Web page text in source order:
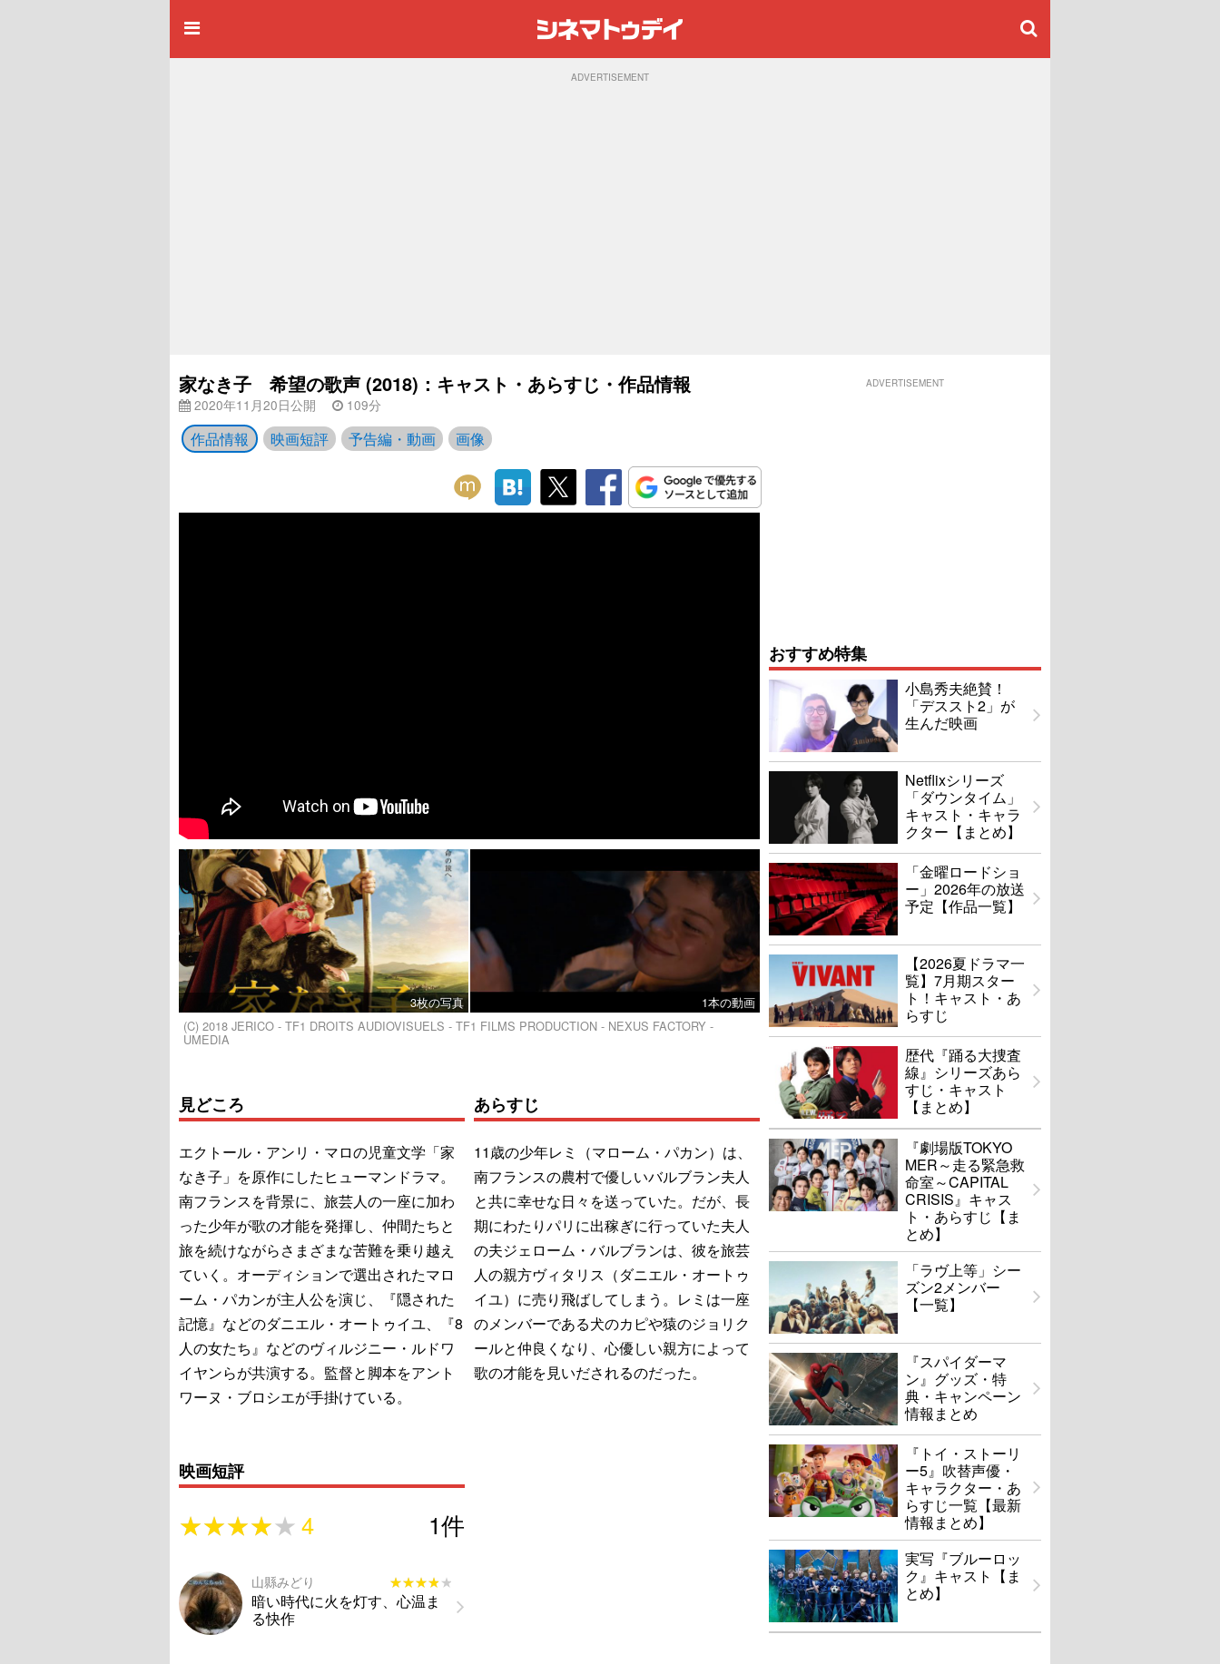
ADVERTISEMENT
家なき子 希望の歌声 (2018)：キャスト・あらすじ・作品情報
2020年11月20日公開 109分
作品情報 映画短評 予告編・動画 画像
3枚の写真
1本の動画
(C) 2018 JERICO - TF1 DROITS AUDIOVISUELS - TF1 FILMS PRODUCTION - NEXUS FACTORY -
UMEDIA
見どころ
エクトール・アンリ・マロの児童文学「家
なき子」を原作にしたヒューマンドラマ。
南フランスを背景に、旅芸人の一座に加わ
った少年が歌の才能を発揮し、仲間たちと
旅を続けながらさまざまな苦難を乗り越え
ていく。オーディションで選出されたマロ
ーム・パカンが主人公を演じ、『隠された
記憶』などのダニエル・オートゥイユ、『8
人の女たち』などのヴィルジニー・ルドワ
イヤンらが共演する。監督と脚本をアント
ワーヌ・ブロシエが手掛けている。
あらすじ
11歳の少年レミ（マローム・パカン）は、
南フランスの農村で優しいバルブラン夫人
と共に幸せな日々を送っていた。だが、長
期にわたりパリに出稼ぎに行っていた夫人
の夫ジェローム・バルブランは、彼を旅芸
人の親方ヴィタリス（ダニエル・オートゥ
イユ）に売り飛ばしてしまう。レミは一座
のメンバーである犬のカピや猿のジョリク
ールと仲良くなり、心優しい親方によって
歌の才能を見いだされるのだった。
映画短評
★★★★★
★★★★★4 1件
山縣みどり ★★★★★
★★★★★
暗い時代に火を灯す、心温ま
る快作
ADVERTISEMENT
おすすめ特集
小島秀夫絶賛！
「デススト2」が
生んだ映画
Netflixシリーズ
「ダウンタイム」
キャスト・キャラ
クター【まとめ】
「金曜ロードショ
ー」2026年の放送
予定【作品一覧】
【2026夏ドラマ一
覧】7月期スター
ト！キャスト・あ
らすじ
歴代『踊る大捜査
線』シリーズあら
すじ・キャスト
【まとめ】
『劇場版TOKYO
MER～走る緊急救
命室～CAPITAL
CRISIS』キャス
ト・あらすじ【ま
とめ】
「ラヴ上等」シー
ズン2メンバー
【一覧】
『スパイダーマ
ン』グッズ・特
典・キャンペーン
情報まとめ
『トイ・ストーリ
ー5』吹替声優・
キャラクター・あ
らすじ一覧【最新
情報まとめ】
実写『ブルーロッ
ク』キャスト【ま
とめ】